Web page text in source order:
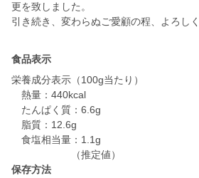
更を致しました。
引き続き、変わらぬご愛顧の程、よろし
食品表示
栄養成分表示（100g当たり）
熱量：440kcal
たんぱく質：6.6g
脂質：12.6g
食塩相当量：1.1g
（推定値）
保存方法